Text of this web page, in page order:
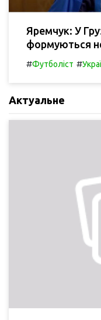
Яремчук: У
формуються
#Футболіст #
Актуальне